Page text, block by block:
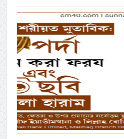
Previous